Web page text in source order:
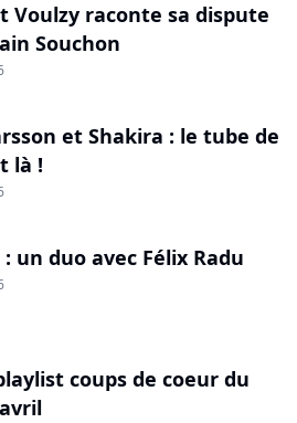
Voulzy raconte sa dispute
Souchon
et Shakira : le tube de
là !
un duo avec Félix Radu
coups de coeur du